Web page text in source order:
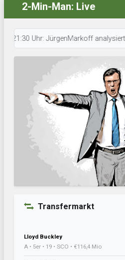
2-Min-Man: Live
Uhr: JürgenMarkoff analysiert den
Transfermarkt
Lloyd Buckley
A • 5er • 19 • SCO • €116,4 Mio